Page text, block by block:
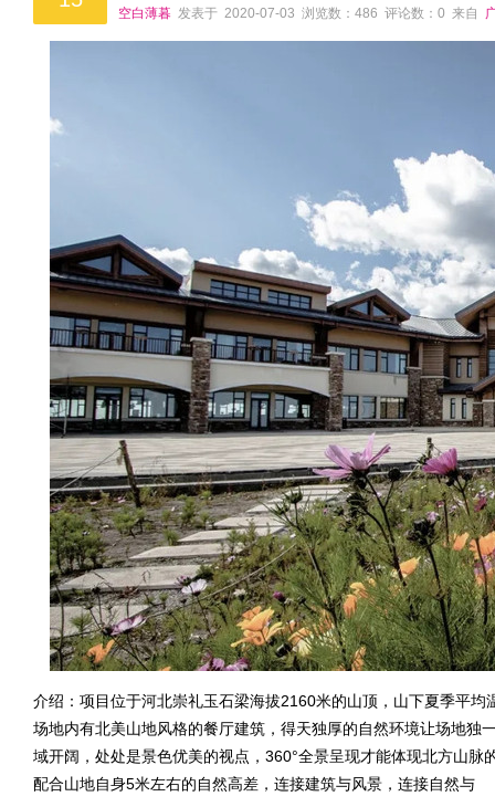
空白薄暮 发表于 2020-07-03 浏览数：486 评论数：0 来自
介绍：项目位于河北崇礼玉石梁海拔2160米的山顶，山下夏季平
场地内有北美山地风格的餐厅建筑，得天独厚的自然环境让场地独
域开阔，处处是景色优美的视点，360°全景呈现才能体现北方山
配合山地自身5米左右的自然高差，连接建筑与风景，连接自然与